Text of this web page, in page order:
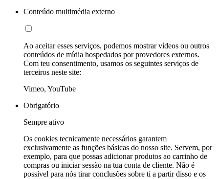
Conteúdo multimédia externo
Ao aceitar esses serviços, podemos mostrar vídeos ou outros
conteúdos de mídia hospedados por provedores externos.
Com teu consentimento, usamos os seguintes serviços de
terceiros neste site:
Vimeo, YouTube
Obrigatório
Sempre ativo
Os cookies tecnicamente necessários garantem
exclusivamente as funções básicas do nosso site. Servem, por
exemplo, para que possas adicionar produtos ao carrinho de
compras ou iniciar sessão na tua conta de cliente. Não é
possível para nós tirar conclusões sobre ti a partir disso e os